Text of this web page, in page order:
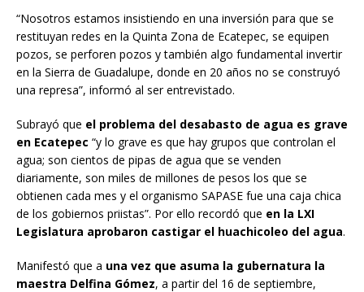
“Nosotros estamos insistiendo en una inversión para que se
restituyan redes en la Quinta Zona de Ecatepec, se equipen
pozos, se perforen pozos y también algo fundamental invertir
en la Sierra de Guadalupe, donde en 20 años no se construyó
una represa”, informó al ser entrevistado.
Subrayó que el problema del desabasto de agua es grave
en Ecatepec “y lo grave es que hay grupos que controlan el
agua; son cientos de pipas de agua que se venden
diariamente, son miles de millones de pesos los que se
obtienen cada mes y el organismo SAPASE fue una caja chica
de los gobiernos priistas”. Por ello recordó que en la LXI
Legislatura aprobaron castigar el huachicoleo del agua.
Manifestó que a una vez que asuma la gubernatura la
maestra Delfina Gómez, a partir del 16 de septiembre,